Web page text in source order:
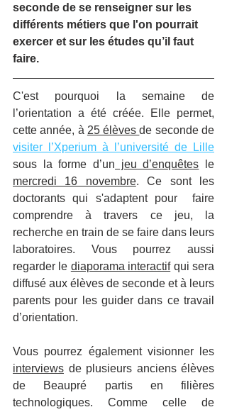
seconde de se renseigner sur les
différents métiers que l'on pourrait
exercer et sur les études qu’il faut
faire.
C'est pourquoi la semaine de
l’orientation a été créée. Elle permet,
cette année, à 25 élèves
visiter l’Xperium à l’université de Lille
sous la forme d’un jeu d’enquêtes
mercredi 16 novembre. Ce sont les
doctorants qui s'adaptent pour  faire
comprendre à travers ce jeu, la
recherche en train de se faire dans leurs
laboratoires. Vous pourrez aussi
regarder le diaporama interactif qui sera
diffusé aux élèves de seconde et à leurs
parents pour les guider dans ce travail
d’orientation.
interviews de plusieurs anciens élèves
de Beaupré partis en filières